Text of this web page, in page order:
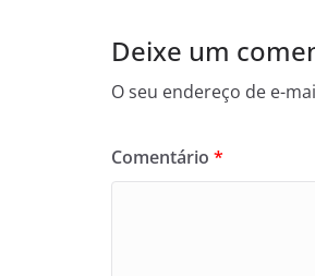
Deixe um
O seu endereço de e-
Comentário *